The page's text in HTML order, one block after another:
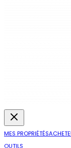
MES PROPRIÉTÉS
OUTILS